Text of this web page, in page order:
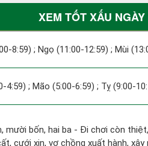
XEM TỐT XẤU
8:59) ; Ngọ (11:00-12:59) ; Mùi
4:59) ; Mão (5:00-6:59) ; Tỵ (9:00-
mười bốn, hai ba - Đi chơi còn
cưới xin, vợ chồng xuất hành, xây